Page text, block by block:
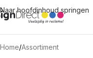
Naar hoofdinhoud springen
Home/Assortiment